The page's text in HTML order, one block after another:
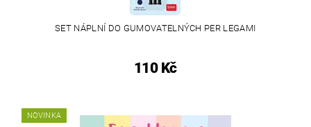
SET NÁPLNÍ DO GUMOVATELNÝCH PER LEGAMI
110 Kč
NOVINKA